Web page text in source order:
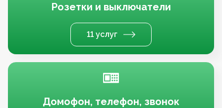
Розетки и выключатели
11 услуг
Домофон, телефон, звонок